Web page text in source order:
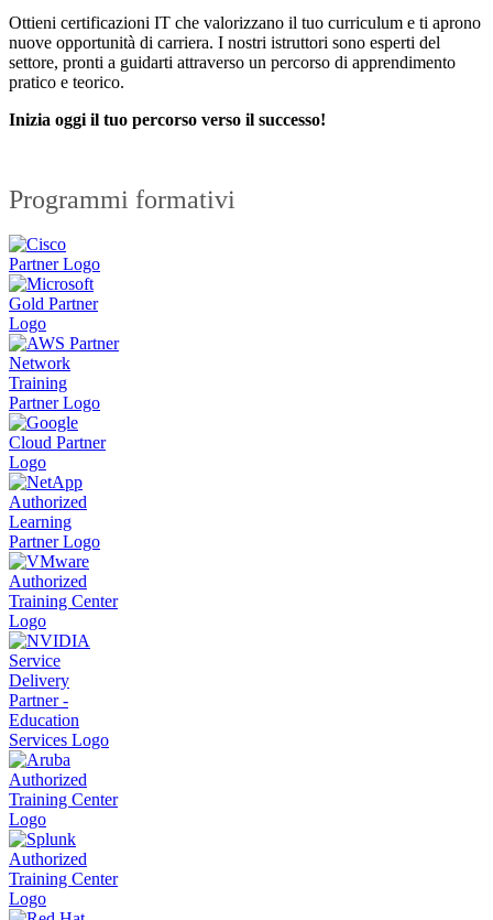
Ottieni certificazioni IT che valorizzano il tuo curriculum e ti aprono
nuove opportunità di carriera. I nostri istruttori sono esperti del
settore, pronti a guidarti attraverso un percorso di apprendimento
pratico e teorico.
Inizia oggi il tuo percorso verso il successo!
Programmi formativi